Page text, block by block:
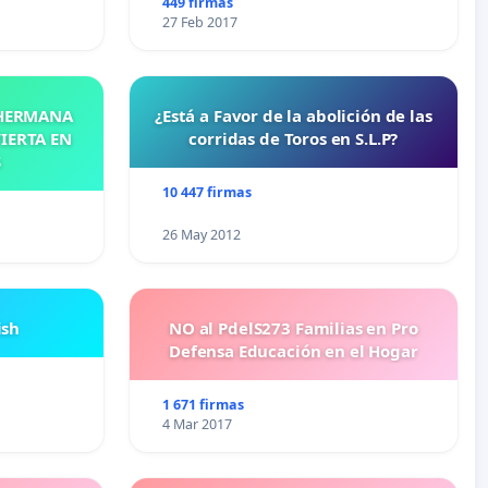
27 Feb 2017
EN
¿Está a Favor de la abolición de las
corridas de Toros en S.L.P?
10 447 firmas
26 May 2012
NO al PdelS273 Familias en Pro
Defensa Educación en el Hogar
1 671 firmas
4 Mar 2017